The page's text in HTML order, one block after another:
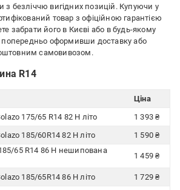
з безліччю вигідних позицій. Купуючи у
товар з офіційною гарантією
забрати його в Києві або в будь-якому
попередньо оформивши доставку або
самовивозом.
R14
Ціна
175/65 R14 82 H літо
1 393 ₴
185/60R14 82 H літо
1 590 ₴
65 R14 86 H нешипована
1 459 ₴
185/65R14 86 H літо
1 729 ₴